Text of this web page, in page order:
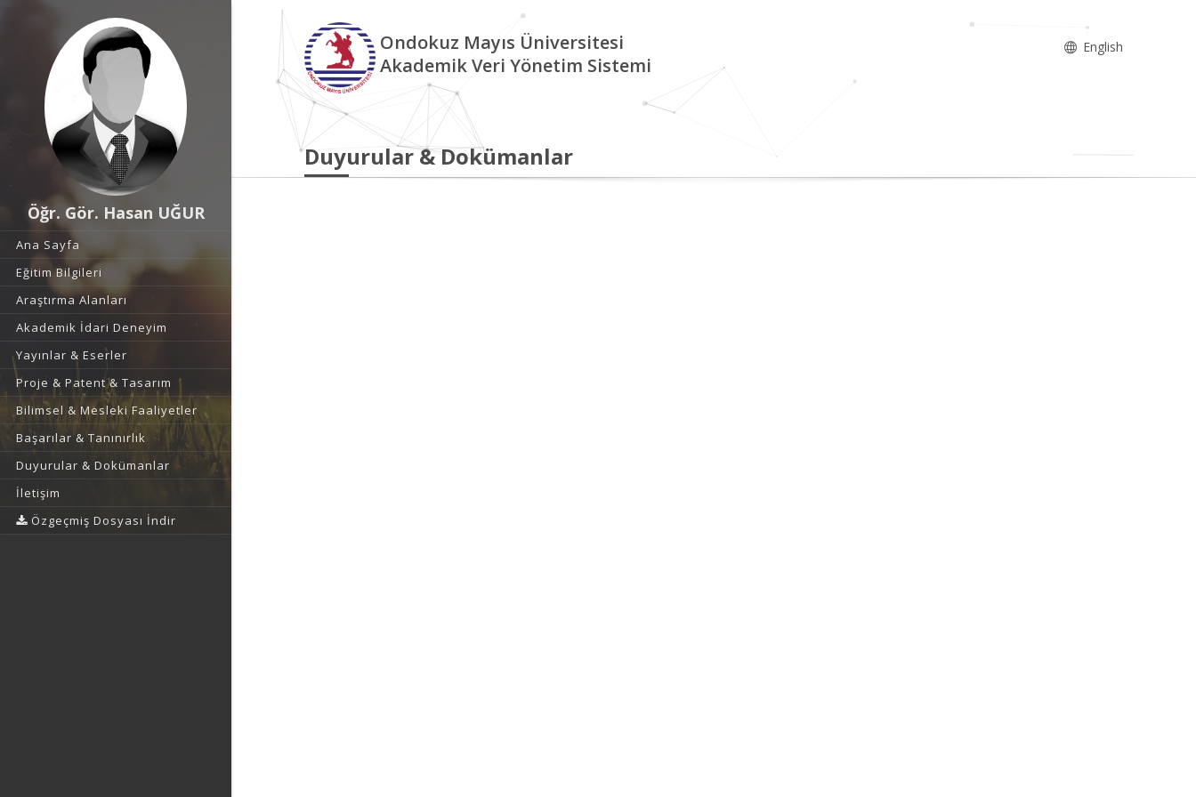
Öğr. Gör. Hasan UĞUR
Ana Sayfa
Eğitim Bilgileri
Araştırma Alanları
Akademik İdari Deneyim
Yayınlar & Eserler
Proje & Patent & Tasarım
Bilimsel & Mesleki Faaliyetler
Başarılar & Tanınırlık
Duyurular & Dokümanlar
İletişim
Özgeçmiş Dosyası İndir
Ondokuz Mayıs Üniversitesi
Akademik Veri Yönetim Sistemi
English
Duyurular & Dokümanlar